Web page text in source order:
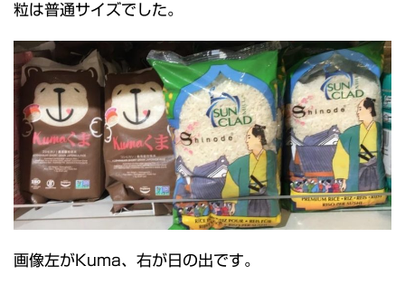
粒は普通サイズでした。
画像左がKuma、右が日の出です。